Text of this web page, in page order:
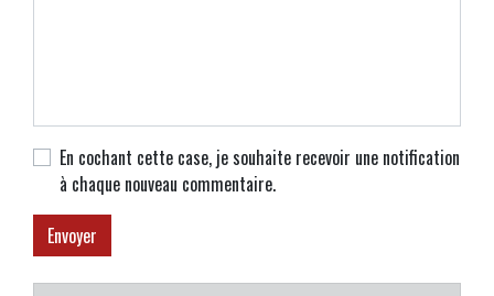
En cochant cette case, je souhaite recevoir une notification
à chaque nouveau commentaire.